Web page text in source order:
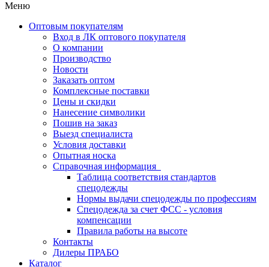
Меню
Оптовым покупателям
Вход в ЛК оптового покупателя
О компании
Производство
Новости
Заказать оптом
Комплексные поставки
Цены и скидки
Нанесение символики
Пошив на заказ
Выезд специалиста
Условия доставки
Опытная носка
Справочная информация
Таблица соответствия стандартов
спецодежды
Нормы выдачи спецодежды по профессиям
Спецодежда за счет ФСС - условия
компенсации
Правила работы на высоте
Контакты
Дилеры ПРАБО
Каталог